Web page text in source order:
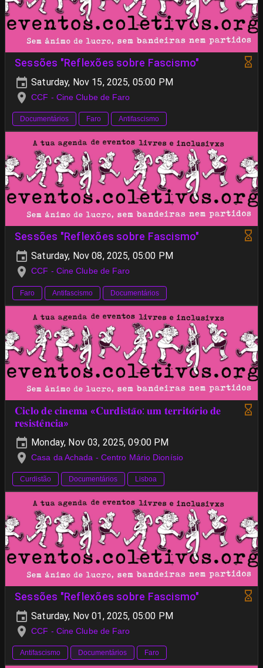
Sessões "Reflexões sobre Fascismo"
Saturday, Nov 15, 2025, 05:00 PM
CCF - Cine Clube de Faro
Documentários Faro Antifascismo
Sessões "Reflexões sobre Fascismo"
Saturday, Nov 08, 2025, 05:00 PM
CCF - Cine Clube de Faro
Faro Antifascismo Documentários
𝐂𝐢𝐜𝐥𝐨 𝐝𝐞 𝐜𝐢𝐧𝐞𝐦𝐚 «𝐂𝐮𝐫𝐝𝐢𝐬𝐭𝐚̃𝐨: 𝐮𝐦 𝐭𝐞𝐫𝐫𝐢𝐭𝐨́𝐫𝐢𝐨 𝐝𝐞
𝐫𝐞𝐬𝐢𝐬𝐭𝐞̂𝐧𝐜𝐢𝐚»
Monday, Nov 03, 2025, 09:00 PM
Casa da Achada - Centro Mário Dionísio
Curdistão Documentários Lisboa
Sessões "Reflexões sobre Fascismo"
Saturday, Nov 01, 2025, 05:00 PM
CCF - Cine Clube de Faro
Antifascismo Documentários Faro